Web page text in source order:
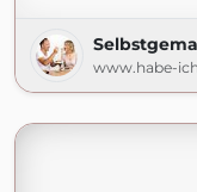
www.habe-